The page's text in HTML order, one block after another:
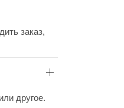
заказ,
другое.